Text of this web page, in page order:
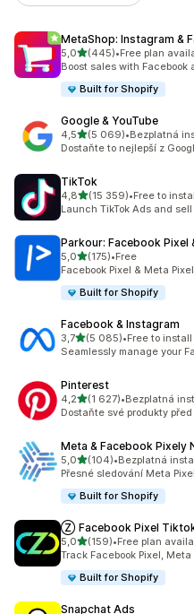
MetaShop: Instagram &
5,0z 5 hvězd
(445)
Celkový počet recenzí: 445
•Free plan
Boost sales with Facebook
Built for Shopify
Google & YouTube
4,5z 5 hvězd
(5 069)
Celkový počet recenzí:
•Bezplatná
Dostaňte to nejlepší z
TikTok
4,8z 5 hvězd
(15 359)
Celkový počet recenzí:
•Free to
Launch TikTok Ads and
Parkour: Facebook Pixel
5,0z 5 hvězd
(175)
Celkový počet recenzí: 175
•Free
Facebook Pixel & Meta
Built for Shopify
Facebook & Instagram
3,7z 5 hvězd
(5 085)
Celkový počet recenzí: 5085
•Free to install
Seamlessly manage your
Pinterest
4,2z 5 hvězd
(1 627)
Celkový počet recenzí: 1627
•Bezplatná
Dostaňte své produkty
Meta & Facebook Pixely
5,0z 5 hvězd
(104)
Celkový počet recenzí: 104
•Bezplatná
Přesné sledování Meta
Built for Shopify
Ⓩ Facebook Pixel
5,0z 5 hvězd
(159)
Celkový počet recenzí: 159
•Free plan
Track Facebook Pixel, Meta
Built for Shopify
Snapchat Ads